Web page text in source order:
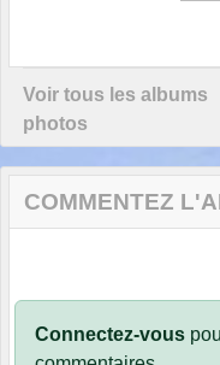
Voir tous les albums
photos
COMMENTEZ
Connectez-vous